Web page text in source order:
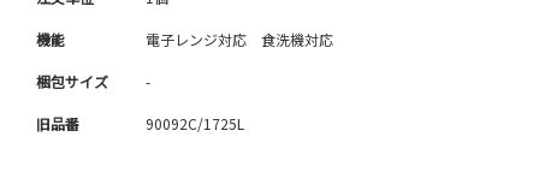
機能 電子レンジ対応 食洗機対応
梱包サイズ -
旧品番 90092C/1725L